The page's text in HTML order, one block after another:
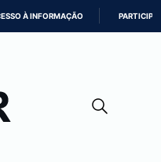
À INFORMAÇÃO PARTICIPE